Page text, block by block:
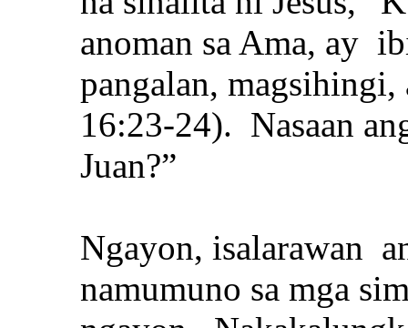
anoman sa Ama, ay
pangalan, magsihingi,
16:23-24). Nasaan
Juan?”
Ngayon, isalarawan
namumuno sa mga